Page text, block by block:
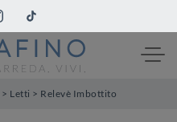
> Letti > Relevè Imbottito